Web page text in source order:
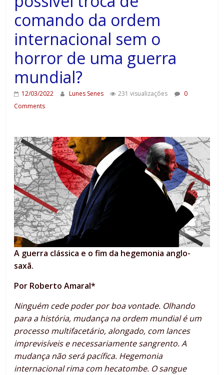
comando da ordem
internacional sem o
horror de uma guerra
mundial?
12/03/2022 Lunes Senes 231 visualizações
0
Comments
A guerra clássica e o fim da hegemonia anglo-
saxã.
Por Roberto Amaral*
Ninguém cede poder por boa vontade. Olhando
para a história, mudança na ordem mundial é um
processo multifacetário, alongado, com lances
imprevisíveis e necessariamente sangrento. A
mudança não será pacífica. Hegemonia
internacional rima com hecatombe. O sangue